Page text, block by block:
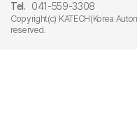
Tel.
041-559-3308
Copyright(c) KATECH(Korea
reserved.